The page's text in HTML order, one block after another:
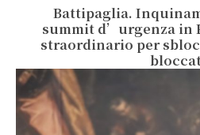
Battipaglia.
summit d’urgenza in
straordinario per